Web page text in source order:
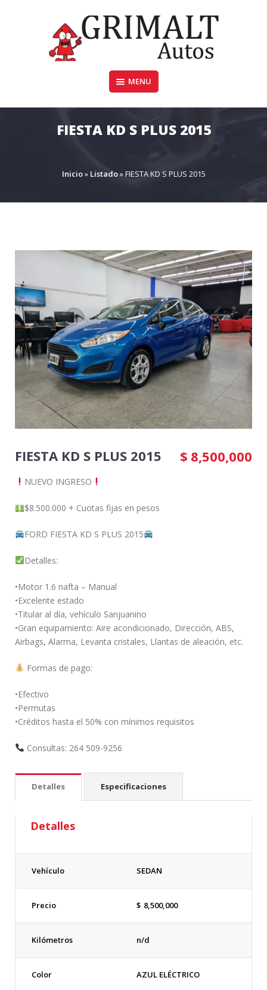
GRIMALTAUTOS.COM.AR
MENU
FIESTA KD S PLUS 2015
Inicio» Listado»FIESTA KD S PLUS 2015
FIESTA KD S PLUS 2015 $ 8,500,000
NUEVO INGRESO
$8.500.000 + Cuotas fijas en pesos
FORD FIESTA KD S PLUS 2015
Detalles:
•Motor 1.6 nafta – Manual
•Excelente estado
•Titular al día, vehículo Sanjuanino
•Gran equipamiento: Aire acondicionado, Dirección, ABS,
Airbags, Alarma, Levanta cristales, Llantas de aleación, etc.
Formas de pago:
•Efectivo
•Permutas
•Créditos hasta el 50% con mínimos requisitos
Consultas: 264 509-9256
Detalles Especificaciones
Detalles
Vehículo SEDAN
Precio $ 8,500,000
Kilómetros n/d
Color AZUL ELÉCTRICO